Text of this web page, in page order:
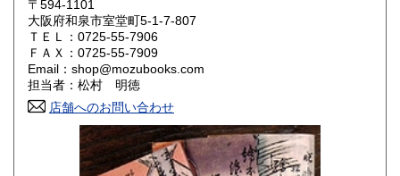
大阪府 198円
奈良県 198円
鳥取県
198円 広島県
198円 徳島県
〒594-1101
大阪府和泉市室堂町5-1-7-807
ＴＥＬ：0725-55-7906
ＦＡＸ：0725-55-7909
Email：shop@mozubooks.com
担当者：松村 明徳
店舗へのお問い合わせ